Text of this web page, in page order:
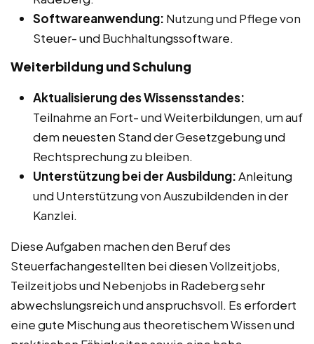
Softwareanwendung: Nutzung und Pflege von
Steuer- und Buchhaltungssoftware.
Weiterbildung und Schulung
Aktualisierung des Wissensstandes:
Teilnahme an Fort- und Weiterbildungen, um auf
dem neuesten Stand der Gesetzgebung und
Rechtsprechung zu bleiben.
Unterstützung bei der Ausbildung:Anleitung
und Unterstützung von Auszubildenden in der
Kanzlei.
Diese Aufgaben machen den Beruf des
Steuerfachangestellten bei diesen Vollzeitjobs,
Teilzeitjobs und Nebenjobs in Radeberg sehr
abwechslungsreich und anspruchsvoll. Es erfordert
eine gute Mischung aus theoretischem Wissen und